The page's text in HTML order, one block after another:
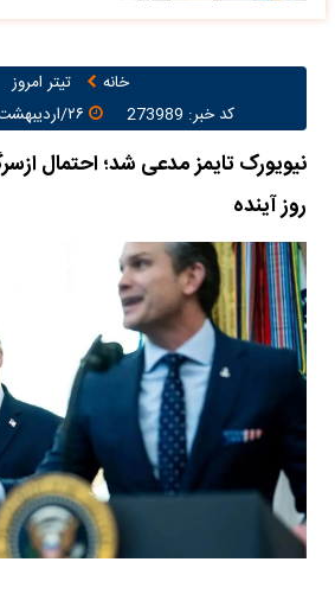
خانه
تیتر امروز
کد خبر: 273989
نیویورک تایمز مدعی شد؛ احتمال
روز آینده